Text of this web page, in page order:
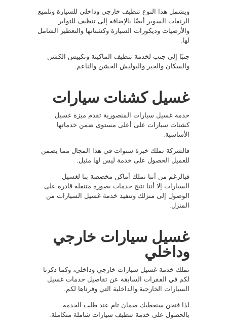
ويشمل هذا النوع تنظيف خارجي وداخلي للسيارة وتلميع
الرنقات السوبر أيضًا بالإضافة إلى تنظيف للتواير
والأرضيات وديكورات السيارة وكشناتها والتعطير الشامل
لها.
جنبًا إلى جنب لخدمة تنظيف الماكينة وتكييس الكشن
والسكان والجير والبوليش الخشن والناعم.
غسيل كشنات سيارات
خدمة غسيل سيارات المنصورية تقدم ميزة غسيل
كشنات سيارات على أعلى مستوى ضمن خدماتها
الأساسية.
فالشركة تملك خبرة سنوات في هذا المجال مما يضمن
للعميل الحصول على خدمة ليس لها مثيل.
فبالرغم من أننا نملك أماكن مخصصة بنا لغسيل
السيارات إلا أننا نتيح خدمات بصورة متنقلة قادرة على
الوصول إلى منزلك وتنفيذ خدمة غسيل السيارات من
المنزل.
غسيل سيارات خارجي
وداخلي
نملك خدمة غسيل سيارات خارجي وداخلي، وكما ذكرنا
لكم في الفقرات السابقة عن تفاصيل خدمات غسيل
السيارات الخارجية والداخلية التي وفرناها لكم.
لذا فنحن سنعطيك ضمان تام عند طلب الخدمة
بالحصول على خدمة تنظيف سيارات شاملة متكاملة.